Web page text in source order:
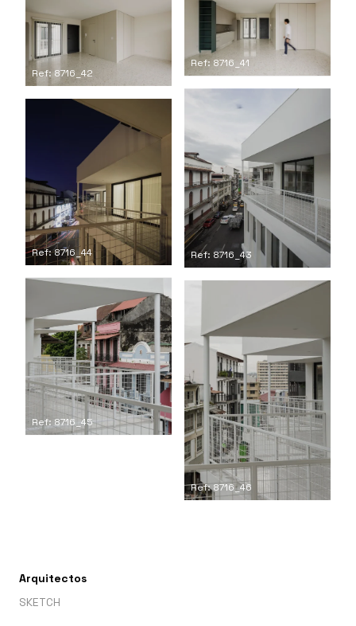
Ref: 8716_41
Ref: 8716_42
Ref: 8716_43
Ref: 8716_44
Ref: 8716_45
Ref: 8716_46
Arquitectos
SKETCH